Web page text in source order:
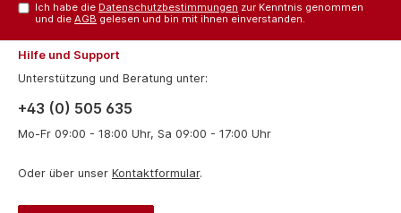
Ich habe die Datenschutzbestimmungen zur Kenntnis genommen
und dieAGB gelesen und bin mit ihnen einverstanden.
Hilfe und Support
Unterstützung und Beratung unter:
+43 (0) 505 635
Mo-Fr 09:00 - 18:00 Uhr, Sa 09:00 - 17:00 Uhr
Oder über unser Kontaktformular.